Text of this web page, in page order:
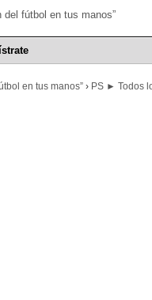
en tus manos” › PS ► Todos